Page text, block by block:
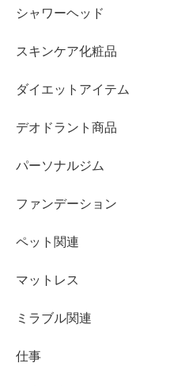
シャワーヘッド
スキンケア化粧品
ダイエットアイテム
デオドラント商品
パーソナルジム
ファンデーション
ペット関連
マットレス
ミラブル関連
仕事